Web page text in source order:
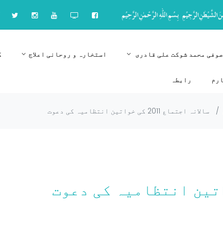
صوفی محمد شوکت علی قادری استخارہ و روحانی اعلاج
رابطہ
/ سالانہ اجتماع 2011 کی خواتین انتظامیہ کی دعوت